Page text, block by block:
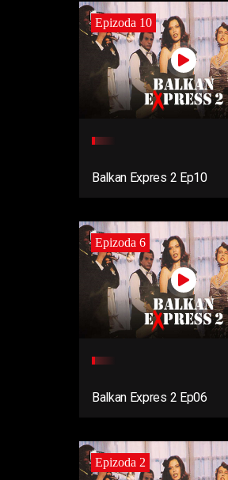
Epizoda 10
Balkan Expres 2 Ep10
Epizoda 6
Balkan Expres 2 Ep06
Epizoda 2